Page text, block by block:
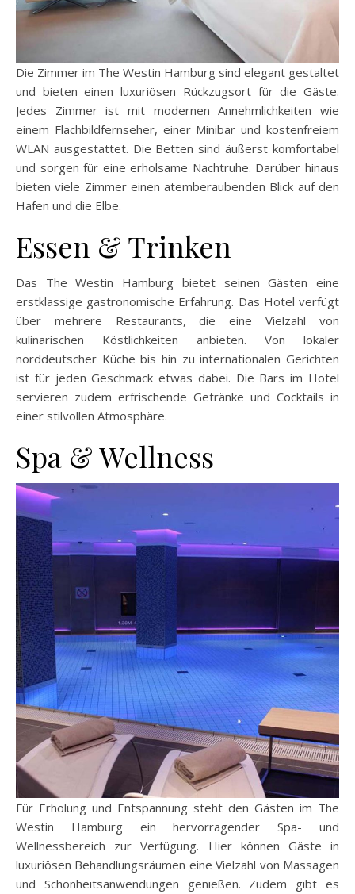
Die Zimmer im The Westin Hamburg sind elegant gestaltet
und bieten einen luxuriösen Rückzugsort für die Gäste.
Jedes Zimmer ist mit modernen Annehmlichkeiten wie
einem Flachbildfernseher, einer Minibar und kostenfreiem
WLAN ausgestattet. Die Betten sind äußerst komfortabel
und sorgen für eine erholsame Nachtruhe. Darüber hinaus
bieten viele Zimmer einen atemberaubenden Blick auf den
Hafen und die Elbe.
Essen & Trinken
Das The Westin Hamburg bietet seinen Gästen eine
erstklassige gastronomische Erfahrung. Das Hotel verfügt
über mehrere Restaurants, die eine Vielzahl von
kulinarischen Köstlichkeiten anbieten. Von lokaler
norddeutscher Küche bis hin zu internationalen Gerichten
ist für jeden Geschmack etwas dabei. Die Bars im Hotel
servieren zudem erfrischende Getränke und Cocktails in
einer stilvollen Atmosphäre.
Spa & Wellness
Für Erholung und Entspannung steht den Gästen im The
Westin Hamburg ein hervorragender Spa- und
Wellnessbereich zur Verfügung. Hier können Gäste in
luxuriösen Behandlungsräumen eine Vielzahl von Massagen
und Schönheitsanwendungen genießen. Zudem gibt es